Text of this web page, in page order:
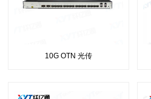
10G OTN 光传